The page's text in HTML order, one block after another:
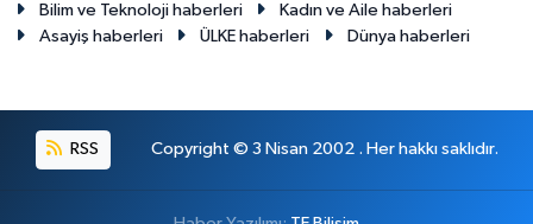
Bilim ve Teknoloji haberleri
Kadın ve Aile haberleri
Asayiş haberleri
ÜLKE haberleri Dünya haberleri
RSS Copyright © 3 Nisan 2002 . Her hakkı saklıdır.